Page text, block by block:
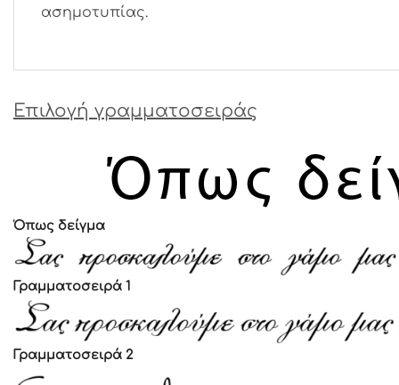
ασημοτυπίας.
Επιλογή γραμματοσειράς
Όπως δείγμα
Γραμματοσειρά 1
Γραμματοσειρά 2